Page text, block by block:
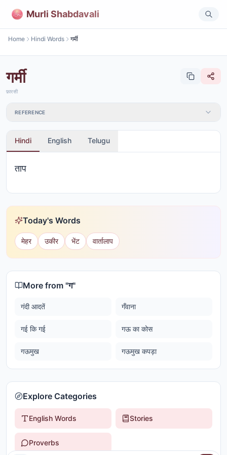
Murli Shabdavali
Home Hindi Words गर्मी
गर्मी
फ़ारसी
REFERENCE
Hindi English Telugu
ताप
Today's Words
मेहर उकीर भेंट वार्तालाप
More from "ग"
गंदी आदतें गँवाना
गई कि गई गऊ का कोस
गऊमुख गऊमुख कपड़ा
Explore Categories
English Words Stories
Proverbs